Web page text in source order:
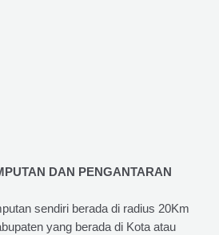
DAN PENGANTARAN
sendiri berada di radius 20Km
yang berada di Kota atau